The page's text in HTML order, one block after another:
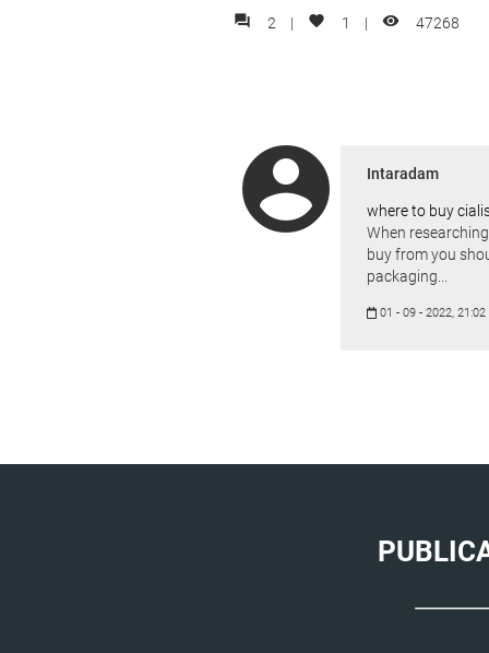
forum 2 | favorite 1 | visibility 47268
account_circle Intaradam
where to buy
When
buy from you
packaging...
01 - 09 - 2022, 21:02